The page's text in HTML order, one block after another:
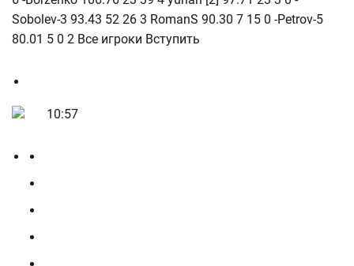
Sobolev-3 93.43 52 26 3 RomanS 90.30 7 15 0 -Petrov-5
80.01 5 0 2 Все игроки Вступить
10:57